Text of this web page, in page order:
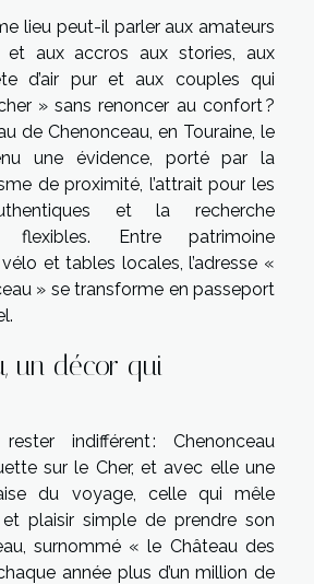
lieu peut-il parler aux amateurs
et aux accros aux stories, aux
d’air pur et aux couples qui
» sans renoncer au confort ?
de Chenonceau, en Touraine, le
une évidence, porté par la
de proximité, l’attrait pour les
et la recherche
flexibles. Entre patrimoine
et tables locales, l’adresse «
» se transforme en passeport
un décor qui
indifférent : Chenonceau
sur le Cher, et avec elle une
du voyage, celle qui mêle
et plaisir simple de prendre son
surnommé « le Château des
année plus d’un million de